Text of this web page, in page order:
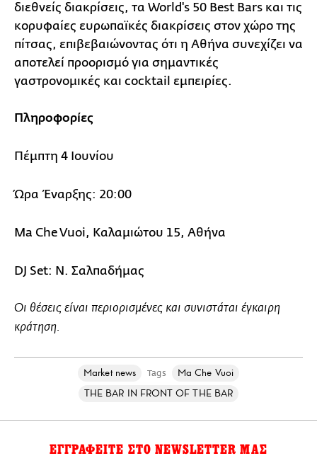
διεθνείς διακρίσεις, τα World's 50 Best Bars και τις
κορυφαίες ευρωπαϊκές διακρίσεις στον χώρο της
πίτσας, επιβεβαιώνοντας ότι η Αθήνα συνεχίζει να
αποτελεί προορισμό για σημαντικές
γαστρονομικές και cocktail εμπειρίες.
Πληροφορίες
Πέμπτη 4 Ιουνίου
Ώρα Έναρξης: 20:00
Ma Che Vuoi, Καλαμιώτου 15, Αθήνα
DJ Set: Ν. Σαλπαδήμας
Οι θέσεις είναι περιορισμένες και συνιστάται έγκαιρη
κράτηση.
Market news Tags
Ma Che Vuoi
THE BAR IN FRONT OF THE BAR
ΕΓΓΡΑΦΕΙΤΕ ΣΤΟ NEWSLETTER ΜΑΣ